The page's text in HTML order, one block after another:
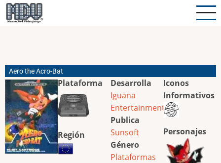
Pasar
al
Aero the Acro-Bat
Plataforma
Región
Desarrolla
Iguana
Entertainment
Publica
Sunsoft
Género
Plataformas
Iconos
Informativos
Personajes